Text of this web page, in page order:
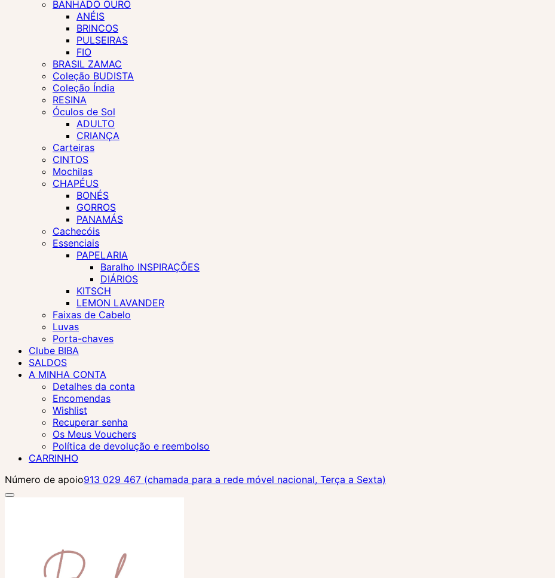
BANHADO OURO
ANÉIS
BRINCOS
PULSEIRAS
FIO
BRASIL ZAMAC
Coleção BUDISTA
Coleção Índia
RESINA
Óculos de Sol
ADULTO
CRIANÇA
Carteiras
CINTOS
Mochilas
CHAPÉUS
BONÉS
GORROS
PANAMÁS
Cachecóis
Essenciais
PAPELARIA
Baralho INSPIRAÇÕES
DIÁRIOS
KITSCH
LEMON LAVANDER
Faixas de Cabelo
Luvas
Porta-chaves
Clube BIBA
SALDOS
A MINHA CONTA
Detalhes da conta
Encomendas
Wishlist
Recuperar senha
Os Meus Vouchers
Política de devolução e reembolso
CARRINHO
Número de apoio913 029 467 (chamada para a rede móvel nacional, Terça a Sexta)